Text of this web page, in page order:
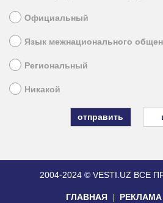
Официальный
Язык межнационального
Региональный
Никакой
2004-2024 © VESTI.UZ ВСЕ
ГЛАВНАЯ